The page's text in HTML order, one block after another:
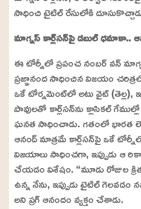
సాధించి టైటిల్ రేసులోకి
మాగ్నస్ కార్ల్‌సన్‌పై డబుల్ ధమాకా..
ఈ టోర్నీలో ప్రపంచ నంబర్ వన్
ప్రజ్ఞానంద సాధించిన విజయం
ఒకే టోర్నమెంట్‌లో అటు వైట్ (తెల్ల),
పావులతో కార్ల్‌సన్‌ను క్లాసికల్
ఘనత సాధించాడు. గతంలో భారత
ఆనంద్ మాత్రమే కార్ల్‌సన్‌పై ఒకే
విజయాలు సాధించగా, ఇప్పుడు ఆ
చేయడం విశేషం. “మూడు రోజుల
ఉన్న నేను, ఇప్పుడు టైటిల్ గెలవడం
అని ప్రగ్‌ ఆనందం వ్యక్తం చేశాడు.